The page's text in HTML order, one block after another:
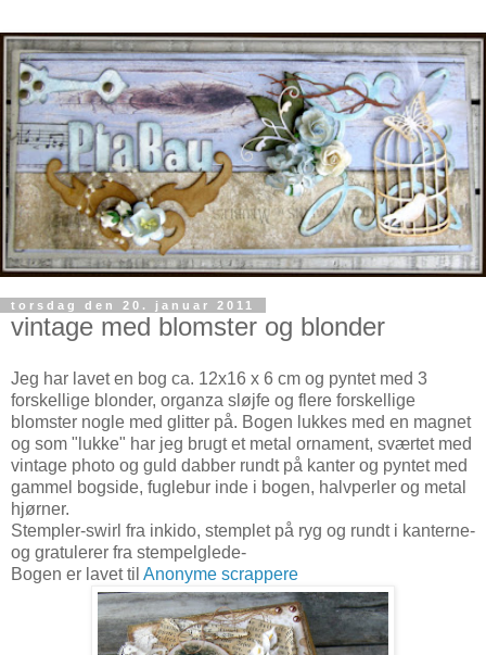
torsdag den 20. januar 2011
vintage med blomster og blonder
Jeg har lavet en bog ca. 12x16 x 6 cm og pyntet med 3
forskellige blonder, organza sløjfe og flere forskellige
blomster nogle med glitter på. Bogen lukkes med en magnet
og som "lukke" har jeg brugt et metal ornament, sværtet med
vintage photo og guld dabber rundt på kanter og pyntet med
gammel bogside, fuglebur inde i bogen, halvperler og metal
hjørner.
Stempler-swirl fra inkido, stemplet på ryg og rundt i kanterne-
og gratulerer fra stempelglede-
Bogen er lavet til Anonyme scrappere